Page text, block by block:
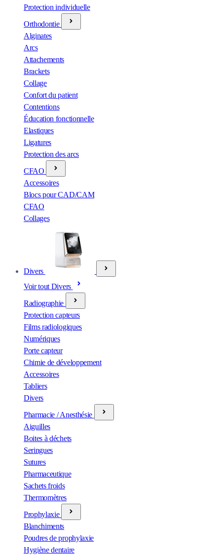
Protection individuelle
Orthodontie
Alginates
Arcs
Attachements
Brackets
Collage
Confort du patient
Contentions
Éducation fonctionnelle
Elastiques
Ligatures
Protection des arcs
CFAO
Accessoires
Blocs pour CAD/CAM
CFAO
Collages
Divers
Voir tout Divers
Radiographie
Protection capteurs
Films radiologiques
Numériques
Porte capteur
Chimie de développement
Accessoires
Tabliers
Divers
Pharmacie / Anesthésie
Aiguilles
Boites à déchets
Seringues
Sutures
Pharmaceutique
Sachets froids
Thermomètres
Prophylaxie
Blanchiments
Poudres de prophylaxie
Hygiène dentaire